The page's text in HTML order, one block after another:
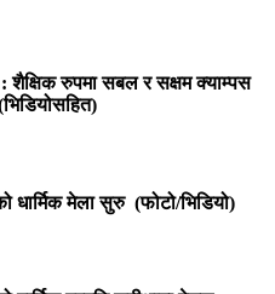
शैक्षिक रुपमा सबल र सक्षम क्याम्पस
धार्मिक मेला सुरु (फोटो/भिडियो)